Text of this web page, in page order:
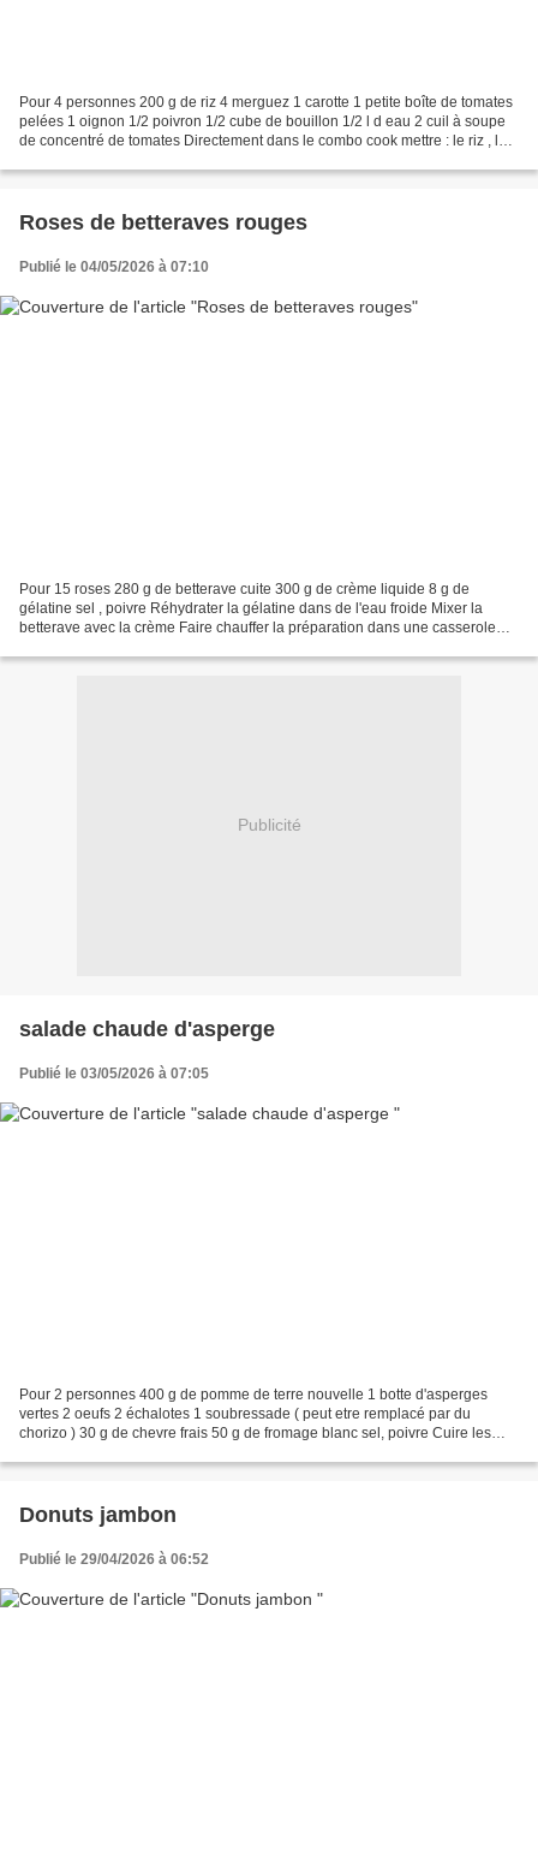
Pour 4 personnes 200 g de riz 4 merguez 1 carotte 1 petite boîte de tomates
pelées 1 oignon 1/2 poivron 1/2 cube de bouillon 1/2 l d eau 2 cuil à soupe
de concentré de tomates Directement dans le combo cook mettre : le riz , la
Roses de betteraves rouges
Publié le 04/05/2026 à 07:10
Pour 15 roses 280 g de betterave cuite 300 g de crème liquide 8 g de
gélatine sel , poivre Réhydrater la gélatine dans de l'eau froide Mixer la
betterave avec la crème Faire chauffer la préparation dans une casserole
Publicité
salade chaude d'asperge
Publié le 03/05/2026 à 07:05
Pour 2 personnes 400 g de pomme de terre nouvelle 1 botte d'asperges
vertes 2 oeufs 2 échalotes 1 soubressade ( peut etre remplacé par du
chorizo ) 30 g de chevre frais 50 g de fromage blanc sel, poivre Cuire les
Donuts jambon
Publié le 29/04/2026 à 06:52